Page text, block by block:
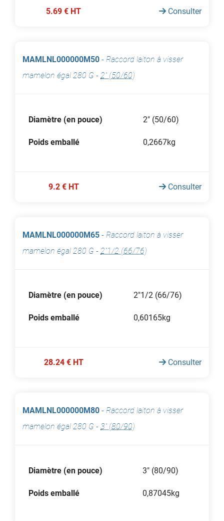
5.69 € HT Consulter
MAMLNL000000M50 - Raccord laiton à visser
mamelon égal 280 G - 2" (50/60)
Diamètre (en pouce) 2" (50/60)
Poids emballé 0,2667kg
9.2 € HT Consulter
MAMLNL000000M65 - Raccord laiton à visser
mamelon égal 280 G - 2"1/2 (66/76)
Diamètre (en pouce) 2"1/2 (66/76)
Poids emballé 0,60165kg
28.24 € HT Consulter
MAMLNL000000M80 - Raccord laiton à visser
mamelon égal 280 G - 3" (80/90)
Diamètre (en pouce) 3" (80/90)
Poids emballé 0,87045kg